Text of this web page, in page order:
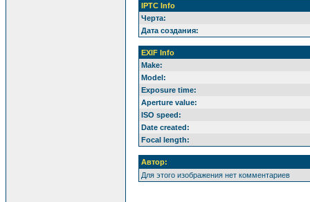
IPTC Info
Черта:
Дата создания:
EXIF Info
Make:
Model:
Exposure time:
Aperture value:
ISO speed:
Date created:
Focal length:
Автор:
Для этого изображения нет комментариев